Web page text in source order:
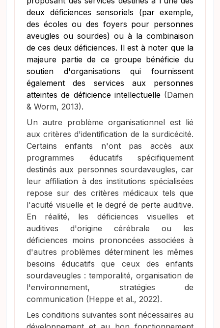
deux déficiences sensoriels (par exemple,
des écoles ou des foyers pour personnes
aveugles ou sourdes) ou à la combinaison
de ces deux déficiences. Il est à noter que la
majeure partie de ce groupe bénéficie du
soutien d'organisations qui fournissent
également des services aux personnes
atteintes de déficience intellectuelle (Damen
& Worm, 2013).
Un autre problème organisationnel est lié
aux critères d'identification de la surdicécité.
Certains enfants n'ont pas accès aux
programmes éducatifs spécifiquement
destinés aux personnes sourdaveugles, car
leur affiliation à des institutions spécialisées
repose sur des critères médicaux tels que
l'acuité visuelle et le degré de perte auditive.
En réalité, les déficiences visuelles et
auditives d'origine cérébrale ou les
déficiences moins prononcées associées à
d'autres problèmes déterminent les mêmes
besoins éducatifs que ceux des enfants
sourdaveugles : temporalité, organisation de
l'environnement, stratégies de
communication (Heppe et al., 2022).
Les conditions suivantes sont nécessaires au